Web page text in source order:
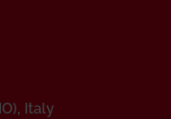
Italy